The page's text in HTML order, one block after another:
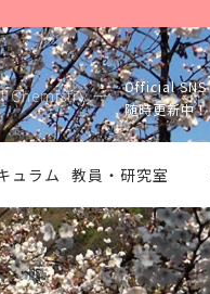
Chemistry ―
Official SNS
随時更新中！
ュラム 教員・研究室